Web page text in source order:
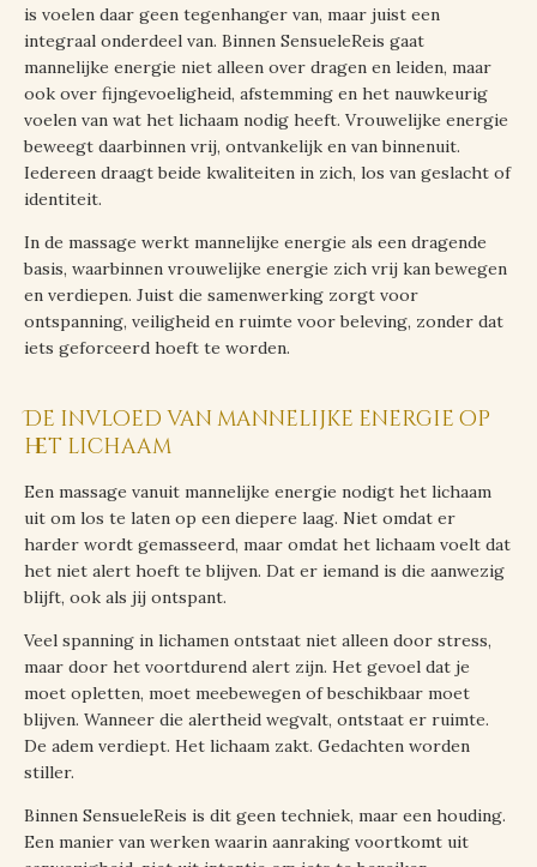
is voelen daar geen tegenhanger van, maar juist een
integraal onderdeel van. Binnen SensueleReis gaat
mannelijke energie niet alleen over dragen en leiden, maar
ook over fijngevoeligheid, afstemming en het nauwkeurig
voelen van wat het lichaam nodig heeft. Vrouwelijke energie
beweegt daarbinnen vrij, ontvankelijk en van binnenuit.
Iedereen draagt beide kwaliteiten in zich, los van geslacht of
identiteit.
In de massage werkt mannelijke energie als een dragende
basis, waarbinnen vrouwelijke energie zich vrij kan bewegen
en verdiepen. Juist die samenwerking zorgt voor
ontspanning, veiligheid en ruimte voor beleving, zonder dat
iets geforceerd hoeft te worden.
De invloed van mannelijke energie op
het lichaam
Een massage vanuit mannelijke energie nodigt het lichaam
uit om los te laten op een diepere laag. Niet omdat er
harder wordt gemasseerd, maar omdat het lichaam voelt dat
het niet alert hoeft te blijven. Dat er iemand is die aanwezig
blijft, ook als jij ontspant.
Veel spanning in lichamen ontstaat niet alleen door stress,
maar door het voortdurend alert zijn. Het gevoel dat je
moet opletten, moet meebewegen of beschikbaar moet
blijven. Wanneer die alertheid wegvalt, ontstaat er ruimte.
De adem verdiept. Het lichaam zakt. Gedachten worden
stiller.
Binnen SensueleReis is dit geen techniek, maar een houding.
Een manier van werken waarin aanraking voortkomt uit